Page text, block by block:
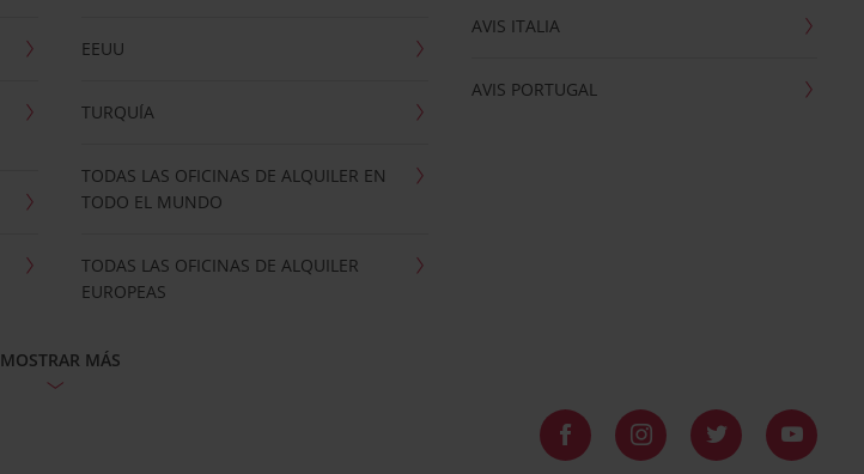
EEUU
TURQUÍA
TODAS LAS OFICINAS DE ALQUILER EN
TODO EL MUNDO
TODAS LAS OFICINAS DE ALQUILER
EUROPEAS
AVIS ITALIA
AVIS PORTUGAL
MOSTRAR MÁS